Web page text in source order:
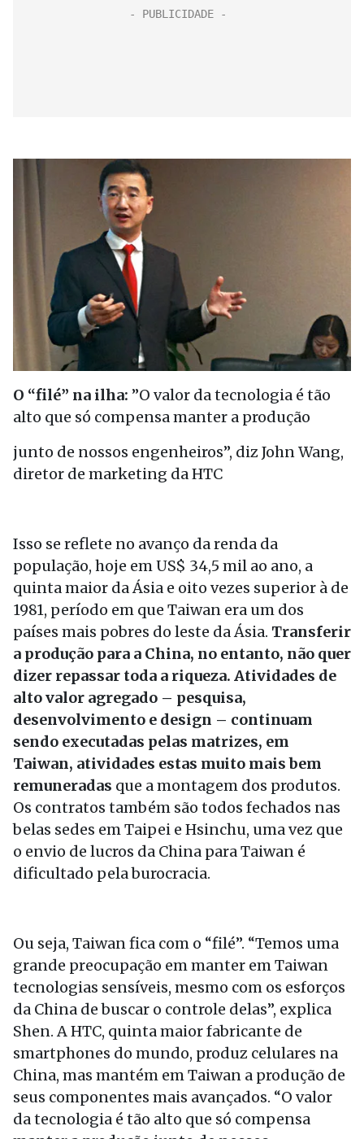
O “filé” na ilha: ”O valor da tecnologia é tão
alto que só compensa manter a produção
junto de nossos engenheiros”, diz John Wang,
diretor de marketing da HTC
Isso se reflete no avanço da renda da
população, hoje em US$ 34,5 mil ao ano, a
quinta maior da Ásia e oito vezes superior à de
1981, período em que Taiwan era um dos
países mais pobres do leste da Ásia. Transferir
a produção para a China, no entanto, não quer
dizer repassar toda a riqueza. Atividades de
alto valor agregado – pesquisa,
desenvolvimento e design – continuam
sendo executadas pelas matrizes, em
Taiwan, atividades estas muito mais bem
remuneradas que a montagem dos produtos.
Os contratos também são todos fechados nas
belas sedes em Taipei e Hsinchu, uma vez que
o envio de lucros da China para Taiwan é
dificultado pela burocracia.
Ou seja, Taiwan fica com o “filé”. “Temos uma
grande preocupação em manter em Taiwan
tecnologias sensíveis, mesmo com os esforços
da China de buscar o controle delas”, explica
Shen. A HTC, quinta maior fabricante de
smartphones do mundo, produz celulares na
China, mas mantém em Taiwan a produção de
seus componentes mais avançados. “O valor
da tecnologia é tão alto que só compensa